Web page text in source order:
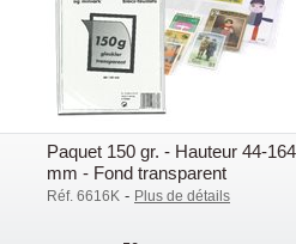
Paquet 150 gr. - Hauteur 44-164
mm - Fond transparent
Réf. 6616K - Plus de détails